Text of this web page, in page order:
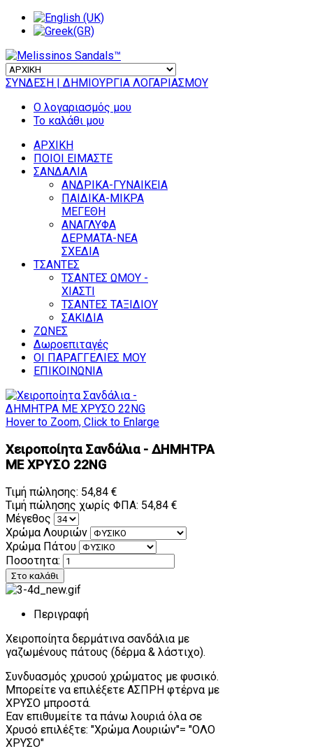
ΣΥΝΔΕΣΗ | ΔΗΜΙΟΥΡΓΙΑ ΛΟΓΑΡΙΑΣΜΟΥ
Ο λογαριασμός μου
Το καλάθι μου
ΑΡΧΙΚΗ
ΠΟΙΟΙ ΕΙΜΑΣΤΕ
ΣΑΝΔΑΛΙΑ
ΑΝΔΡΙΚΑ-ΓΥΝΑΙΚΕΙΑ
ΠΑΙΔΙΚΑ-ΜΙΚΡΑ
ΜΕΓΕΘΗ
ΑΝΑΓΛΥΦΑ
ΔΕΡΜΑΤΑ-ΝΕΑ
ΣΧΕΔΙΑ
ΤΣΑΝΤΕΣ
ΤΣΑΝΤΕΣ ΩΜΟΥ -
ΧΙΑΣΤΙ
ΤΣΑΝΤΕΣ ΤΑΞΙΔΙΟΥ
ΣΑΚΙΔΙΑ
ΖΩΝΕΣ
Δωροεπιταγές
ΟΙ ΠΑΡΑΓΓΕΛΙΕΣ ΜΟΥ
ΕΠΙΚΟΙΝΩΝΙΑ
Hover to Zoom, Click to Enlarge
Χειροποίητα Σανδάλια - ΔΗΜΗΤΡΑ
ΜΕ ΧΡΥΣΟ 22NG
Τιμή πώλησης: 54,84 €
Τιμή πώλησης χωρίς ΦΠΑ: 54,84 €
Μέγεθος
Χρώμα Λουριών
Χρώμα Πάτου
Ποσοτητα:
Περιγραφή
Χειροποίητα δερμάτινα σανδάλια με
γαζωμένους πάτους (δέρμα & λάστιχο).
Συνδυασμός χρυσού χρώματος με φυσικό.
Μπορείτε να επιλέξετε ΑΣΠΡΗ φτέρνα με
ΧΡΥΣΟ μπροστά.
Εαν επιθυμείτε τα πάνω λουριά όλα σε
Χρυσό επιλέξτε: "Χρώμα Λουριών"= "ΟΛΟ
ΧΡΥΣΟ"